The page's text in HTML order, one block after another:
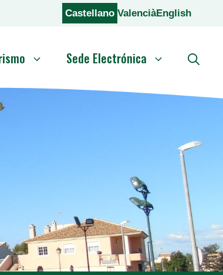
Castellano ValenciàEnglish
Sede Electrónica